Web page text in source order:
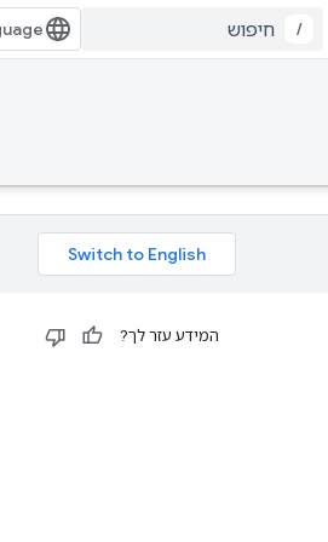
/
המידע עזר לך?